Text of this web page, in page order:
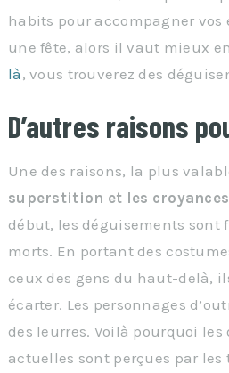
habits pour accompagner vos
une fête, alors il vaut mieux
là , vous trouverez des
D’autres raisons
Une des raisons, la plus
superstition et les
début, les déguisements sont
morts. En portant des
ceux des gens du haut-delà,
écarter. Les personnages
des leurres. Voilà pourquoi
actuelles sont perçues par